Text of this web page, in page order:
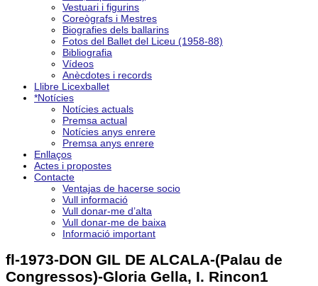
Vestuari i figurins
Coreògrafs i Mestres
Biografies dels ballarins
Fotos del Ballet del Liceu (1958-88)
Bibliografia
Vídeos
Anècdotes i records
Llibre Licexballet
*Notícies
Notícies actuals
Premsa actual
Notícies anys enrere
Premsa anys enrere
Enllaços
Actes i propostes
Contacte
Ventajas de hacerse socio
Vull informació
Vull donar-me d’alta
Vull donar-me de baixa
Informació important
fl-1973-DON GIL DE ALCALA-(Palau de
Congressos)-Gloria Gella, I. Rincon1